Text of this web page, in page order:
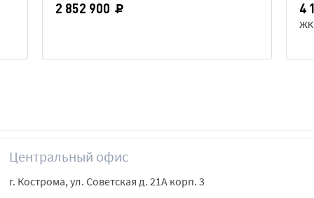
2 852 900 4
ЖК
Центральный офис
г. Кострома, ул. Советская д. 21А корп. 3